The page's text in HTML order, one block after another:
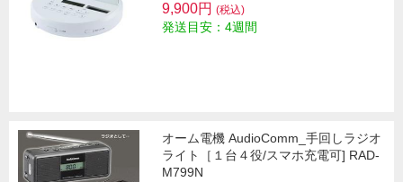
9,900円 (税込)
発送目安：4週間
オーム電機 AudioComm_手回しラジオ
ライト［１台４役/スマホ充電可] RAD-
M799N